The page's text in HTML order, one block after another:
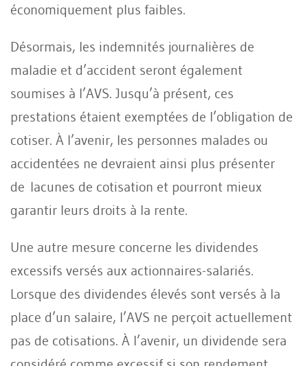
économiquement plus faibles.
Désormais, les indemnités journalières de
maladie et d’accident seront également
soumises à l’AVS. Jusqu’à présent, ces
prestations étaient exemptées de l’obligation de
cotiser. À l’avenir, les personnes malades ou
accidentées ne devraient ainsi plus présenter
de lacunes de cotisation et pourront mieux
garantir leurs droits à la rente.
Une autre mesure concerne les dividendes
excessifs versés aux actionnaires-salariés.
Lorsque des dividendes élevés sont versés à la
place d’un salaire, l’AVS ne perçoit actuellement
pas de cotisations. À l’avenir, un dividende sera